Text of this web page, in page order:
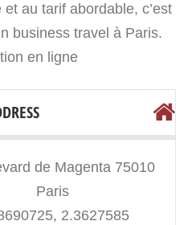
au tarif abordable, c’est
business travel à Paris.
en ligne
de Magenta 75010
Paris
2.3627585